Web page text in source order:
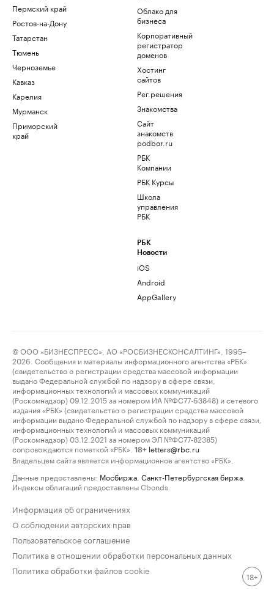
Пермский край
Ростов-на-Дону
Татарстан
Тюмень
Черноземье
Кавказ
Карелия
Мурманск
Приморский
край
Облако для
бизнеса
Корпоративный
регистратор
доменов
Хостинг
сайтов
Рег.решения
Знакомства
Сайт
знакомств
podbor.ru
РБК
Компании
РБК Курсы
Школа
управления
РБК
РБК
Новости
iOS
Android
AppGallery
© ООО «БИЗНЕСПРЕСС», АО «РОСБИЗНЕСКОНСАЛТИНГ», 1995–
2026. Сообщения и материалы информационного агентства «РБК»
(свидетельство о регистрации средства массовой информации
выдано Федеральной службой по надзору в сфере связи,
информационных технологий и массовых коммуникаций
(Роскомнадзор) 09.12.2015 за номером ИА №ФС77-63848) и сетевого
издания «РБК» (свидетельство о регистрации средства массовой
информации выдано Федеральной службой по надзору в сфере связи,
информационных технологий и массовых коммуникаций
(Роскомнадзор) 03.12.2021 за номером ЭЛ №ФС77-82385)
сопровождаются пометкой «РБК».
18+ letters@rbc.ru
Владельцем сайта является информационное агентство «РБК».
Данные предоставлены: Мосбиржа Санкт-Петербургская биржа
Индексы облигаций предоставлены Cbonds.
Информация об ограничениях
О соблюдении авторских прав
Пользовательское соглашение
Политика в отношении обработки персональных данных
Политика обработки файлов cookie
18+